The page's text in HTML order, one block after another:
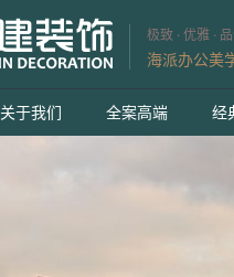
极致 · 优雅 ·
海派办公美
关于我们 全案高端 经